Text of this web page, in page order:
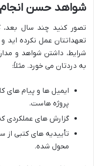
شواهد حسن انجام
تصور کنید چند سال بعد،
تعهداتتان عمل نکرده اید
شرایط، داشتن شواهد و
به دردتان می خورد. مثلاً:
ایمیل ها و پیام های
پروژه هاست.
گزارش های عملکردی
تأییدیه های کتبی از
محول شده.